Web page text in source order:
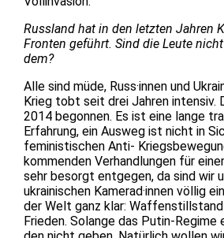
Russland hat in den letzten Jahren
Fronten geführt. Sind die Leute
dem?
Alle sind müde, Russ·innen und
Krieg tobt seit drei Jahren intensiv.
2014 begonnen. Es ist eine lange
Erfahrung, ein Ausweg ist nicht in
feministischen Anti-
kommenden Verhandlungen für
sehr besorgt entgegen, da sind wir
ukrainischen Kamerad·innen völlig
der Welt ganz klar:
Frieden. Solange das Putin-Regime